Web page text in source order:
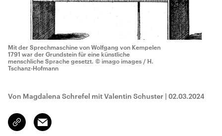
Mit der Sprechmaschine von Wolfgang von Kempelen
1791 war der Grundstein für eine künstliche
menschliche Sprache gesetzt. © imago images / H.
Tschanz-Hofmann
Von Magdalena Schrefel mit Valentin Schuster | 02.03.2024
Link
kopieren/teilen
Email